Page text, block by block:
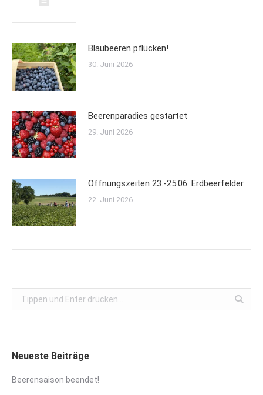
Blaubeeren pflücken!
30. Juni 2026
Beerenparadies gestartet
29. Juni 2026
Öffnungszeiten 23.-25.06. Erdbeerfelder
22. Juni 2026
Search:
Neueste Beiträge
Beerensaison beendet!